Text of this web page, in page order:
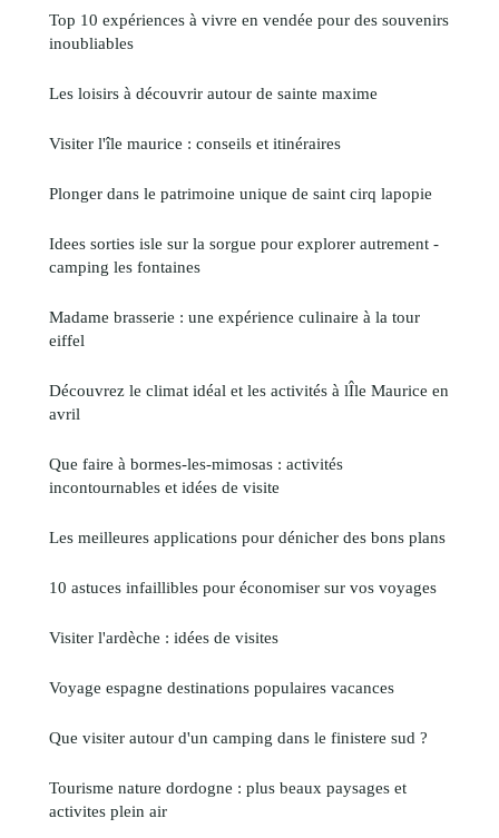
Top 10 expériences à vivre en vendée pour des souvenirs
inoubliables
Les loisirs à découvrir autour de sainte maxime
Visiter l'île maurice : conseils et itinéraires
Plonger dans le patrimoine unique de saint cirq lapopie
Idees sorties isle sur la sorgue pour explorer autrement -
camping les fontaines
Madame brasserie : une expérience culinaire à la tour
eiffel
Découvrez le climat idéal et les activités à lÎle Maurice en
avril
Que faire à bormes-les-mimosas : activités
incontournables et idées de visite
Les meilleures applications pour dénicher des bons plans
10 astuces infaillibles pour économiser sur vos voyages
Visiter l'ardèche : idées de visites
Voyage espagne destinations populaires vacances
Que visiter autour d'un camping dans le finistere sud ?
Tourisme nature dordogne : plus beaux paysages et
activites plein air